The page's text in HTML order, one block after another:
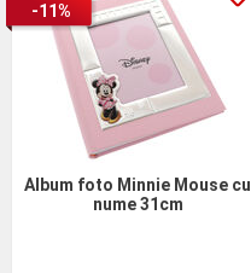
Album foto Minnie Mouse cu
nume 31cm
-11%